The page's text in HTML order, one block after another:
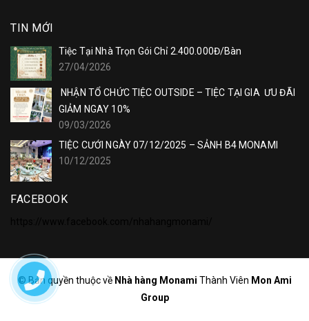
TIN MỚI
Tiệc Tại Nhà Trọn Gói Chỉ 2.400.000Đ/Bàn
27/04/2026
NHẬN TỔ CHỨC TIỆC OUTSIDE – TIỆC TẠI GIA ƯU ĐÃI
GIẢM NGAY 10%
09/03/2026
TIỆC CƯỚI NGÀY 07/12/2025 – SẢNH B4 MONAMI
10/12/2025
FACEBOOK
© Bản quyền thuộc về Nhà hàng Monami Thành Viên Mon Ami
Group